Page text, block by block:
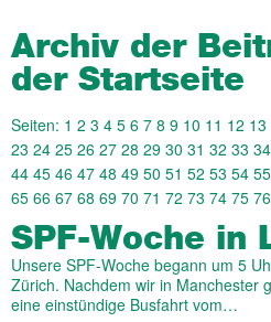
Archiv der
der Startseite
Seiten: 1 2 3 4 5 6 7 8 9 10 11 12 13
23 24 25 26 27 28 29 30 31 32 33 34
44 45 46 47 48 49 50 51 52 53 54 55
65 66 67 68 69 70 71 72 73 74 75 76
SPF-Woche in
Unsere SPF-Woche begann um 5
Zürich. Nachdem wir in Manchester
eine einstündige Busfahrt vom…